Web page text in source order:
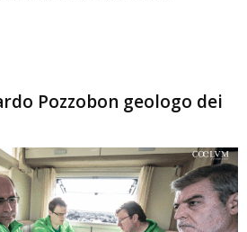
Pozzobon geologo dei